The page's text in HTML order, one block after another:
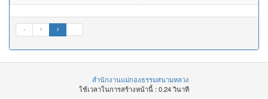
« 1 2 »
สำนักงานแม่กองธรรมสนามหลวง
ใช้เวลาในการสร้างหน้านี้ : 0.24 วินาที